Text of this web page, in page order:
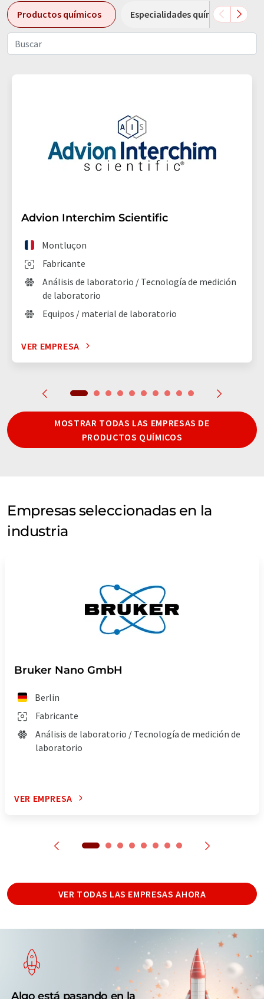
Productos químicos Especialidades químicas
Advion Interchim Scientific
Fabricante
Montluçon
Análisis de laboratorio / Tecnología de medición
de laboratorio
Equipos / material de laboratorio
VER EMPRESA
MOSTRAR TODAS LAS EMPRESAS DE
PRODUCTOS QUÍMICOS
Empresas seleccionadas en la
industria
Bruker Nano GmbH
Berlin
Fabricante
Análisis de laboratorio / Tecnología de medición de
laboratorio
VER EMPRESA
VER TODAS LAS EMPRESAS AHORA
Algo está pasando en la